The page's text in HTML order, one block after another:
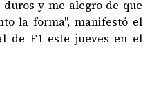
y me alegro de que
la forma", manifestó el
de F1 este jueves en el